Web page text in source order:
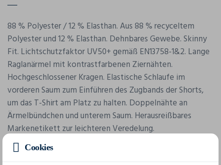
88 % Polyester / 12 % Elasthan. Aus 88 % recyceltem
Polyester und 12 % Elasthan. Dehnbares Gewebe. Skinny
Fit. Lichtschutzfaktor UV50+ gemäß EN13758-1&2. Lange
Raglanärmel mit kontrastfarbenen Ziernähten.
Hochgeschlossener Kragen. Elastische Schlaufe im
vorderen Saum zum Einführen des Zugbands der Shorts,
um das T-Shirt am Platz zu halten. Doppelnähte an
Ärmelbündchen und unterem Saum. Herausreißbares
Markenetikett zur leichteren Veredelung.
Lichtschutzfaktor UV50+ gemäß EN13758-2. Das T-Shirt
kann mithilfe einer praktischen elastischen Schnalle
Cookies